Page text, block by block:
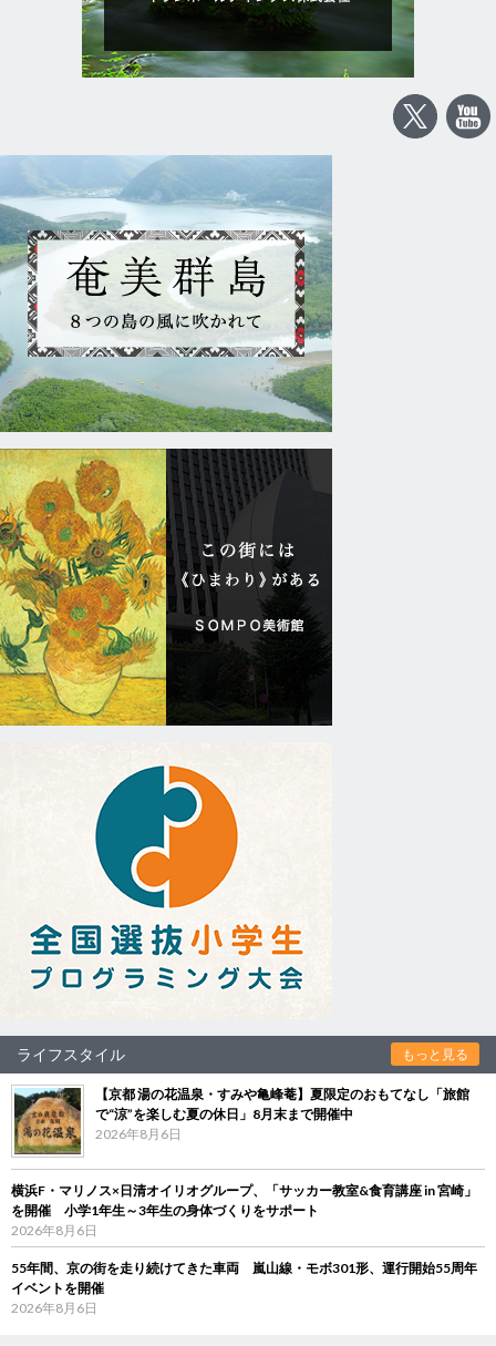
ライフスタイル もっと見る
【京都 湯の花温泉・すみや亀峰菴】夏限定のおもてなし「旅館
で“涼”を楽しむ夏の休日」8月末まで開催中
2026年8月6日
横浜F・マリノス×日清オイリオグループ、「サッカー教室&食育講座 in 宮崎」
を開催 小学1年生～3年生の身体づくりをサポート
2026年8月6日
55年間、京の街を走り続けてきた車両 嵐山線・モボ301形、運行開始55周年
イベントを開催
2026年8月6日